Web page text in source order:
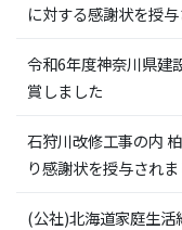
に対する感謝状を授
令和6年度神奈川県建
賞しました
石狩川改修工事の内
り感謝状を授与され
(公社)北海道家庭生